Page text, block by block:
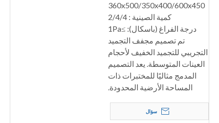
360x500/350x400/600x450
كمية الصينية : 2/4/4
درجة الفراغ (باسكال): ≥1Pa
تم تصميم مجفف التجميد
التجريبي للتجميد الخفيف لأحجام
العينات المتوسطة. يعد التصميم
المدمج مثاليًا للمختبرات ذات
المساحة الأرضية المحدودة.
سؤال